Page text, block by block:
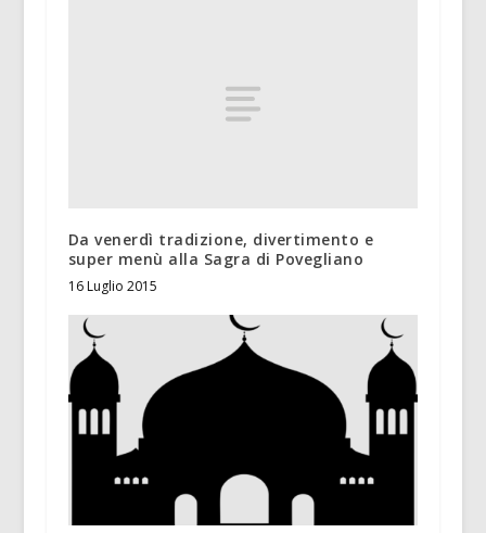
Da venerdì tradizione, divertimento e
super menù alla Sagra di Povegliano
16 Luglio 2015